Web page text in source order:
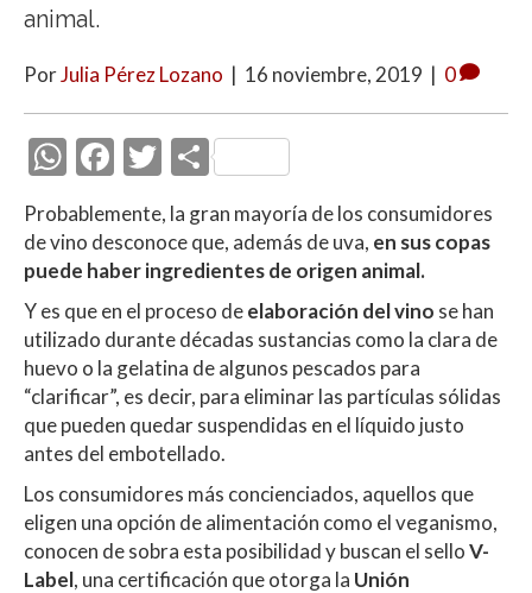
animal.
PorJulia Pérez Lozano | 16 noviembre, 2019 | 0
W
h
at
s
A
p
p
F
e
b
o
o
k
T
w
itt
er
C
m
p
ar
ti
r
Probablemente, la gran mayoría de los consumidores
de vino desconoce que, además de uva, en sus copas
puede haber ingredientes de origen animal.
Y es que en el proceso deelaboración del vino se han
utilizado durante décadas sustancias como la clara de
huevo o la gelatina de algunos pescados para
“clarificar”, es decir, para eliminar las partículas sólidas
que pueden quedar suspendidas en el líquido justo
antes del embotellado.
Los consumidores más concienciados, aquellos que
eligen una opción de alimentación como el veganismo,
conocen de sobra esta posibilidad y buscan el selloV-
Label, una certificación que otorga la Unión